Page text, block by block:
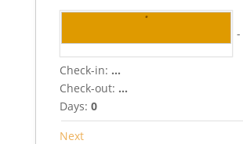
·
-
Check-in: ...
Check-out: ...
Days: 0
Next